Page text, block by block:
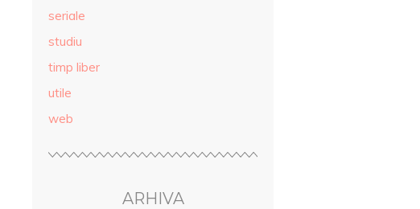
seriale
studiu
timp liber
utile
web
ARHIVA